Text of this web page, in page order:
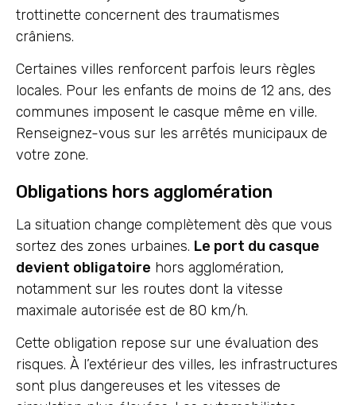
trottinette concernent des traumatismes
crâniens.
Certaines villes renforcent parfois leurs règles
locales. Pour les enfants de moins de 12 ans, des
communes imposent le casque même en ville.
Renseignez-vous sur les arrêtés municipaux de
votre zone.
Obligations hors agglomération
La situation change complètement dès que vous
sortez des zones urbaines. Le port du casque
devient obligatoire hors agglomération,
notamment sur les routes dont la vitesse
maximale autorisée est de 80 km/h.
Cette obligation repose sur une évaluation des
risques. À l’extérieur des villes, les infrastructures
sont plus dangereuses et les vitesses de